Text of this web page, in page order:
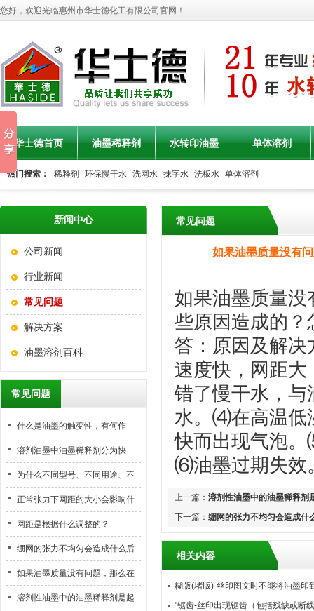
您好，欢迎光临惠州市华士德化工有限公司官网！
华士德首页 油墨稀释剂 水转印油墨 单体溶剂
联系华士德 水转印油墨产品
热门搜索： 稀释剂 环保慢干水 洗网水 抹字水 洗板水 单体溶剂
新闻中心
公司新闻
行业新闻
常见问题
解决方案
油墨溶剂百科
常见问题
什么是油墨的触变性，有何作
用？
溶剂油墨中油墨稀释剂分为快
干、中干和慢干型，这些类型分
别在什么情况下使用？
为什么不同型号、不同用途、不
同供应商的油墨必须使用不同的
油墨稀释剂？当油墨稀释剂用
错，会产生什么后果？
正常张力下网距的大小会影响什
么？
网距是根据什么调整的？
绷网的张力不均匀会造成什么后
果？
如果油墨质量没有问题，那么在
丝印过程中有气泡产生是由哪些
溶剂性油墨中的油墨稀释剂是起
常见问题
如果油墨质量没有
如果油墨质量没
些原因造成的？
答：原因及解决
速度快，网距
错了慢干水，与
水。 ⑷在高温低
快而出现气泡。
⑹油墨过期失效
上一篇： 溶剂性油墨中的油墨稀释剂
下一篇： 绷网的张力不均匀会造成什
相关内容
糊版(堵版)-丝印图文时不能将油墨印
"锯齿-丝印出现锯齿（包括残缺或断